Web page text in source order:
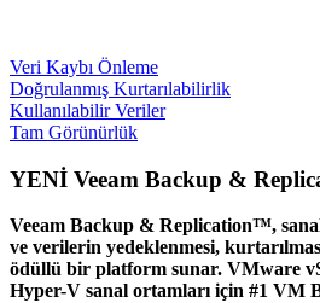
Veri Kaybı Önleme
Doğrulanmış Kurtarılabilirlik
Kullanılabilir Veriler
Tam Görünürlük
YENİ Veeam Backup &
Veeam Backup & Replication™,
ve verilerin yedeklenmesi,
ödüllü bir platform sunar. VMware
Hyper-V sanal ortamları için #1 VM